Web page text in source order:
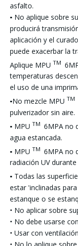
asfalto.
▪ No aplique sobre
producirá
aplicación y el
puede exacerbar la
Aplique MPU TM
temperaturas
el uso de una
▪No mezcle MPU TM
pulverizador sin aire.
▪ MPU TM 6MPA no
agua estancada.
▪ MPU TM 6MPA no
radiación UV
▪ Todas las
estar 'inclinadas
estanque o se
• No aplicar sobre
• No debe usarse
• Usar con